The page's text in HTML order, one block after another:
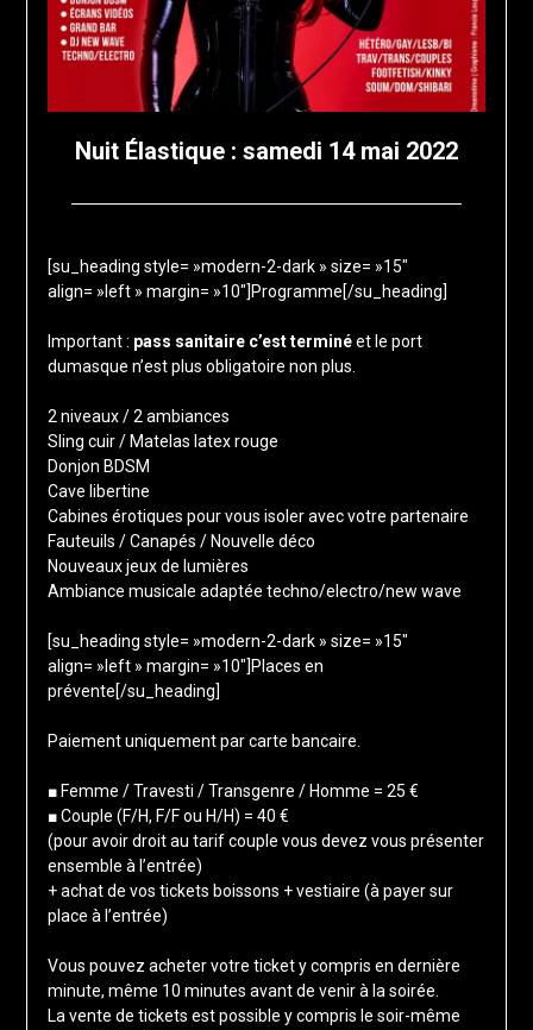
Nuit Élastique : samedi 14 mai 2022
3
mars
2022
loup
[su_heading style= »modern-2-dark » size= »15″
align= »left » margin= »10″]Programme[/su_heading]
Important : pass sanitaire c’est terminéet le port
dumasque n’est plus obligatoire non plus.
2 niveaux / 2 ambiances
Sling cuir / Matelas latex rouge
Donjon BDSM
Cave libertine
Cabines érotiques pour vous isoler avec votre partenaire
Fauteuils / Canapés / Nouvelle déco
Nouveaux jeux de lumières
Ambiance musicale adaptée techno/electro/new wave
[su_heading style= »modern-2-dark » size= »15″
align= »left » margin= »10″]Places en
prévente[/su_heading]
Paiement uniquement par carte bancaire.
■ Femme / Travesti / Transgenre / Homme = 25 €
■ Couple (F/H, F/F ou H/H) = 40 €
(pour avoir droit au tarif couple vous devez vous présenter
ensemble à l’entrée)
+ achat de vos tickets boissons + vestiaire (à payer sur
place à l’entrée)
Vous pouvez acheter votre ticket y compris en dernière
minute, même 10 minutes avant de venir à la soirée.
La vente de tickets est possible y compris le soir-même